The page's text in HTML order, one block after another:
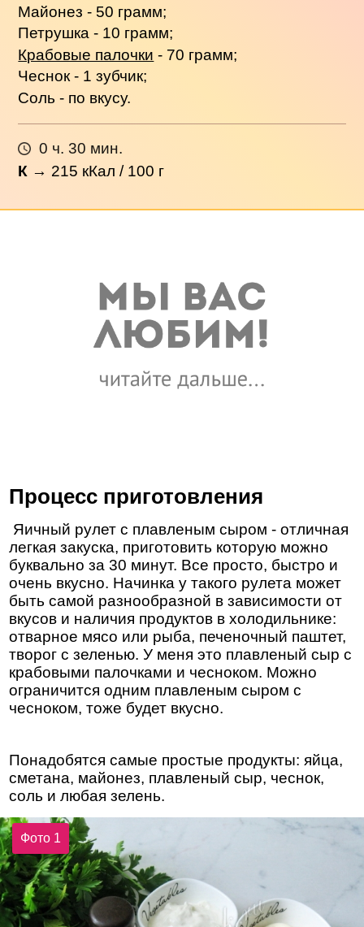
Майонез - 50 грамм;
Петрушка - 10 грамм;
Крабовые палочки - 70 грамм;
Чеснок - 1 зубчик;
Соль - по вкусу.
0 ч. 30 мин.
К → 215 кКал / 100 г
Процесс приготовления
Яичный рулет с плавленым сыром - отличная
легкая закуска, приготовить которую можно
буквально за 30 минут. Все просто, быстро и
очень вкусно. Начинка у такого рулета может
быть самой разнообразной в зависимости от
вкусов и наличия продуктов в холодильнике:
отварное мясо или рыба, печеночный паштет,
творог с зеленью. У меня это плавленый сыр с
крабовыми палочками и чесноком. Можно
ограничится одним плавленым сыром с
чесноком, тоже будет вкусно.
Понадобятся самые простые продукты: яйца,
сметана, майонез, плавленый сыр, чеснок,
соль и любая зелень.
Фото 1